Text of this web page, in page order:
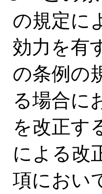
の規定に
効力を有
の条例の
る場合に
を改正す
による改
項におい